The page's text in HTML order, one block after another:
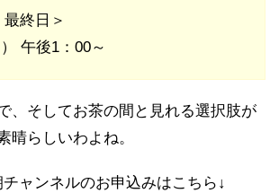
終日＞
午後1：00～
、そしてお茶の間と見れる選択肢が
晴らしいわよね。
チャンネルのお申込みはこちら↓